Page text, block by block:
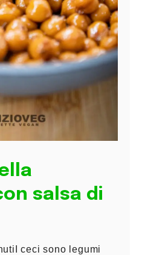
salsa di
ceci sono legumi